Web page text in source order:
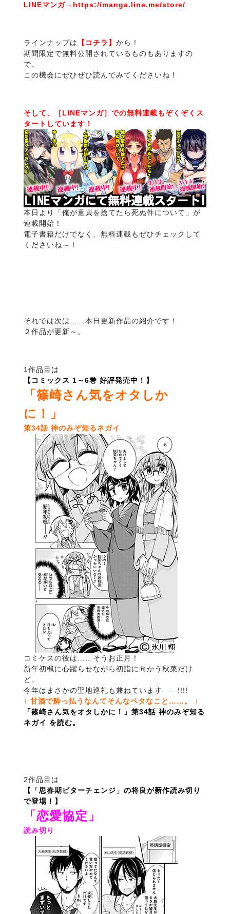
LINEマンガ→ https://manga.line.me/store/
ラインナップは 【コチラ】 から！
期間限定で無料公開されているものもありますの
で、
この機会にぜひぜひ読んでみてくださいね！
そして、［LINEマンガ］での無料連載もぞくぞくス
タートしています！
本日より「俺が童貞を捨てたら死ぬ件について」が
連載開始！
電子書籍だけでなく、無料連載もぜひチェックして
くださいね～！
それでは次は……本日更新作品の紹介です！
２作品が更新～。
1作品目は
【コミックス 1～6巻 好評発売中！】
「篠崎さん気をオタしか
に！」
第34話 神のみぞ知るネガイ
コミケスの後は……そうお正月！
新年初楓に心躍らせながら初詣に向かう秋菜だけ
ど、
今年はまさかの聖地巡礼も兼ねています――!!!!
↓ 甘酒で酔っ払うなんてそんなベタなこと……。 ↓
「篠崎さん気をオタしかに！」第34話 神のみぞ知る
ネガイ を読む。
2作品目は
【「思春期ビターチェンジ」の将良が新作読み切り
で登場！】
「恋愛協定」
読み切り